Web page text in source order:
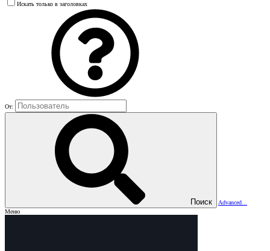
Искать только в заголовках
От:
Поиск
Advanced...
Меню